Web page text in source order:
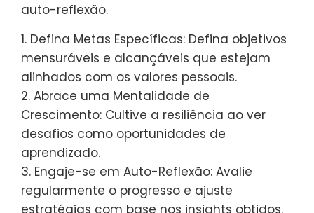
auto-reflexão.
1. Defina Metas Específicas: Defina objetivos
mensuráveis e alcançáveis que estejam
alinhados com os valores pessoais.
2. Abrace uma Mentalidade de
Crescimento: Cultive a resiliência ao ver
desafios como oportunidades de
aprendizado.
3. Engaje-se em Auto-Reflexão: Avalie
regularmente o progresso e ajuste
estratégias com base nos insights obtidos.